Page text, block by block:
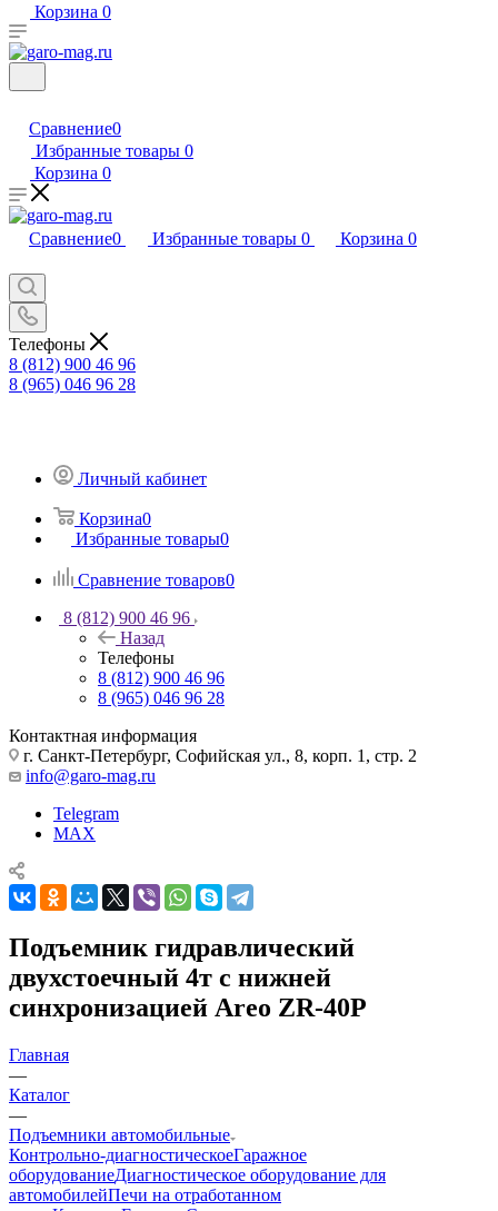
Корзина 0
Сравнение0
Избранные товары 0
Корзина 0
Сравнение0 Избранные товары 0 Корзина 0
Телефоны
8 (812) 900 46 96
8 (965) 046 96 28
Личный кабинет
Корзина0
Избранные товары0
Сравнение товаров0
8 (812) 900 46 96
Назад
Телефоны
8 (812) 900 46 96
8 (965) 046 96 28
Контактная информация
г. Санкт-Петербург, Софийская ул., 8, корп. 1, стр. 2
info@garo-mag.ru
Telegram
MAX
Подъемник гидравлический
двухстоечный 4т с нижней
синхронизацией Areo ZR-40P
Главная
—
Каталог
—
Подъемники автомобильные
Контрольно-диагностическоеГаражное
оборудованиеДиагностическое оборудование для
автомобилейПечи на отработанном